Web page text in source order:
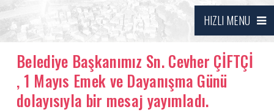
HIZLI MENU
Belediye Başkanımız Sn. Cevher ÇİFTÇİ
, 1 Mayıs Emek ve Dayanışma Günü
dolayısıyla bir mesaj yayımladı.